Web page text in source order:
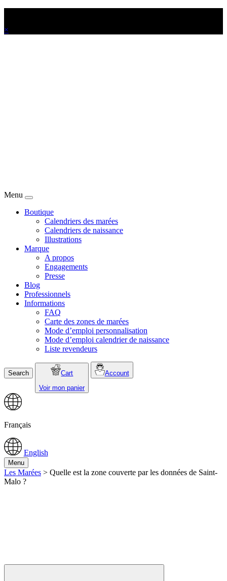
×
Menu
Boutique
Calendriers des marées
Calendriers de naissance
Illustrations
Marque
A propos
Engagements
Presse
Blog
Professionnels
Informations
FAQ
Carte des zones de marées
Mode d’emploi personnalisation
Mode d’emploi calendrier de naissance
Liste revendeurs
Search
Cart
Voir mon panier
Account
Français
English
Menu
Les Marées > Quelle est la zone couverte par les données de Saint-
Malo ?